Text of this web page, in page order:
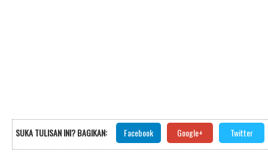
SUKA TULISAN INI? BAGIKAN: Facebook Google+ Twitter